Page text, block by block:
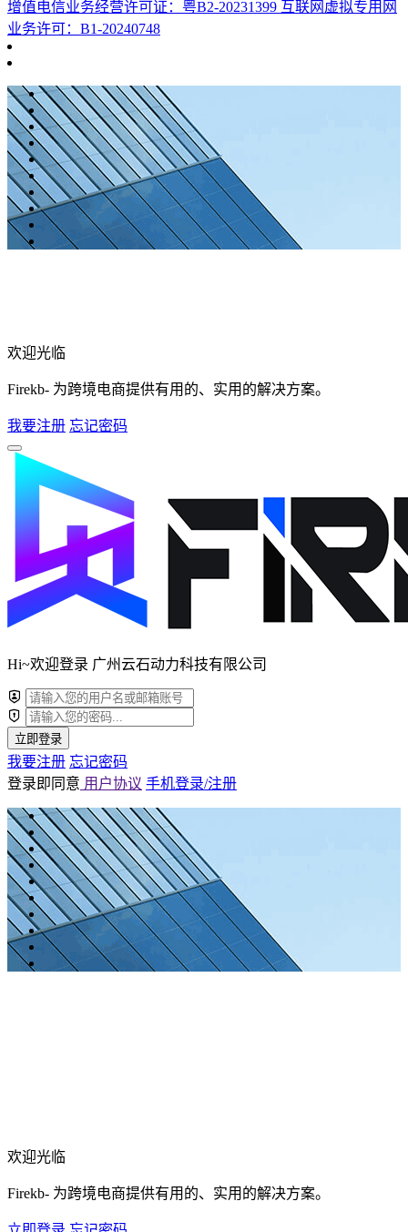
增值电信业务经营许可证：粤B2-20231399 互联网虚拟专用网
业务许可：B1-20240748
欢迎光临
Firekb- 为跨境电商提供有用的、实用的解决方案。
我要注册 忘记密码
Hi~欢迎登录 广州云石动力科技有限公司
立即登录
我要注册 忘记密码
登录即同意 用户协议 手机登录/注册
欢迎光临
Firekb- 为跨境电商提供有用的、实用的解决方案。